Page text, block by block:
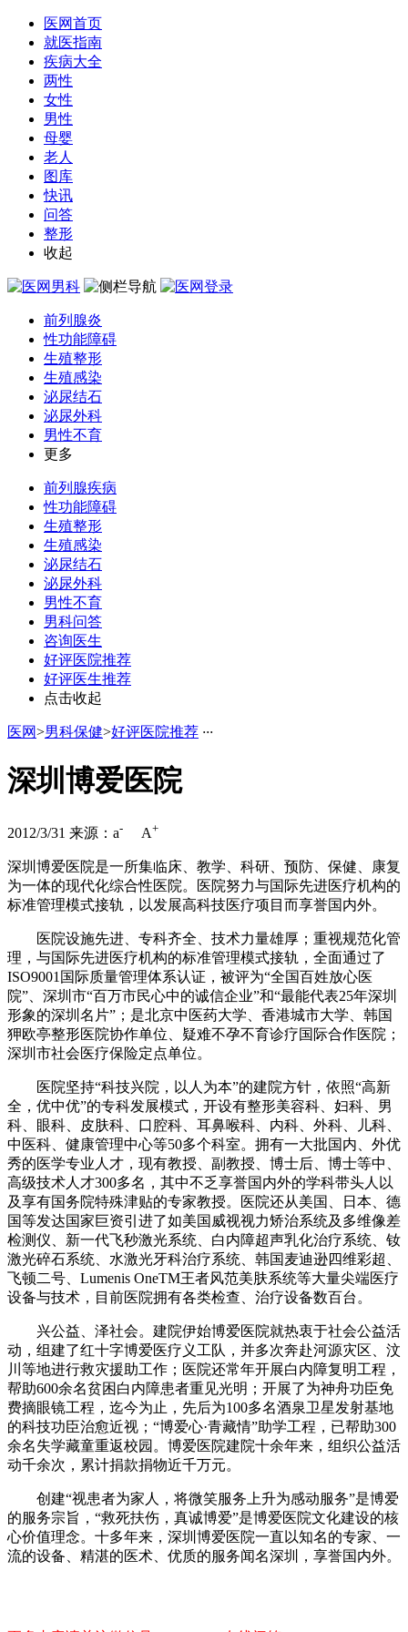
医网首页
就医指南
疾病大全
两性
女性
男性
母婴
老人
图库
快讯
问答
整形
收起
前列腺炎
性功能障碍
生殖整形
生殖感染
泌尿结石
泌尿外科
男性不育
更多
前列腺疾病
性功能障碍
生殖整形
生殖感染
泌尿结石
泌尿外科
男性不育
男科问答
咨询医生
好评医院推荐
好评医生推荐
点击收起
医网>男科保健>好评医院推荐 ···
深圳博爱医院
2012/3/31 来源： a- A+
深圳博爱医院是一所集临床、教学、科研、预防、保健、康复
为一体的现代化综合性医院。医院努力与国际先进医疗机构的
标准管理模式接轨，以发展高科技医疗项目而享誉国内外。
医院设施先进、专科齐全、技术力量雄厚；重视规范化管
理，与国际先进医疗机构的标准管理模式接轨，全面通过了
ISO9001国际质量管理体系认证，被评为“全国百姓放心医
院”、深圳市“百万市民心中的诚信企业”和“最能代表25年深圳
形象的深圳名片”；是北京中医药大学、香港城市大学、韩国
狎欧亭整形医院协作单位、疑难不孕不育诊疗国际合作医院；
深圳市社会医疗保险定点单位。
医院坚持“科技兴院，以人为本”的建院方针，依照“高新
全，优中优”的专科发展模式，开设有整形美容科、妇科、男
科、眼科、皮肤科、口腔科、耳鼻喉科、内科、外科、儿科、
中医科、健康管理中心等50多个科室。拥有一大批国内、外优
秀的医学专业人才，现有教授、副教授、博士后、博士等中、
高级技术人才300多名，其中不乏享誉国内外的学科带头人以
及享有国务院特殊津贴的专家教授。医院还从美国、日本、德
国等发达国家巨资引进了如美国威视视力矫治系统及多维像差
检测仪、新一代飞秒激光系统、白内障超声乳化治疗系统、钕
激光碎石系统、水激光牙科治疗系统、韩国麦迪逊四维彩超、
飞顿二号、Lumenis OneTM王者风范美肤系统等大量尖端医疗
设备与技术，目前医院拥有各类检查、治疗设备数百台。
兴公益、泽社会。建院伊始博爱医院就热衷于社会公益活
动，组建了红十字博爱医疗义工队，并多次奔赴河源灾区、汶
川等地进行救灾援助工作；医院还常年开展白内障复明工程，
帮助600余名贫困白内障患者重见光明；开展了为神舟功臣免
费摘眼镜工程，迄今为止，先后为100多名酒泉卫星发射基地
的科技功臣治愈近视；“博爱心·青藏情”助学工程，已帮助300
余名失学藏童重返校园。博爱医院建院十余年来，组织公益活
动千余次，累计捐款捐物近千万元。
创建“视患者为家人，将微笑服务上升为感动服务”是博爱
的服务宗旨，“救死扶伤，真诚博爱”是博爱医院文化建设的核
心价值理念。十多年来，深圳博爱医院一直以知名的专家、一
流的设备、精湛的医术、优质的服务闻名深圳，享誉国内外。